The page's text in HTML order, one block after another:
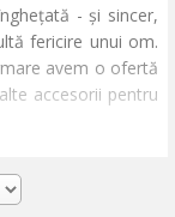
- și sincer,
fericire unui om.
avem o ofertă
accesorii pentru
și servirii
linguri adânci,